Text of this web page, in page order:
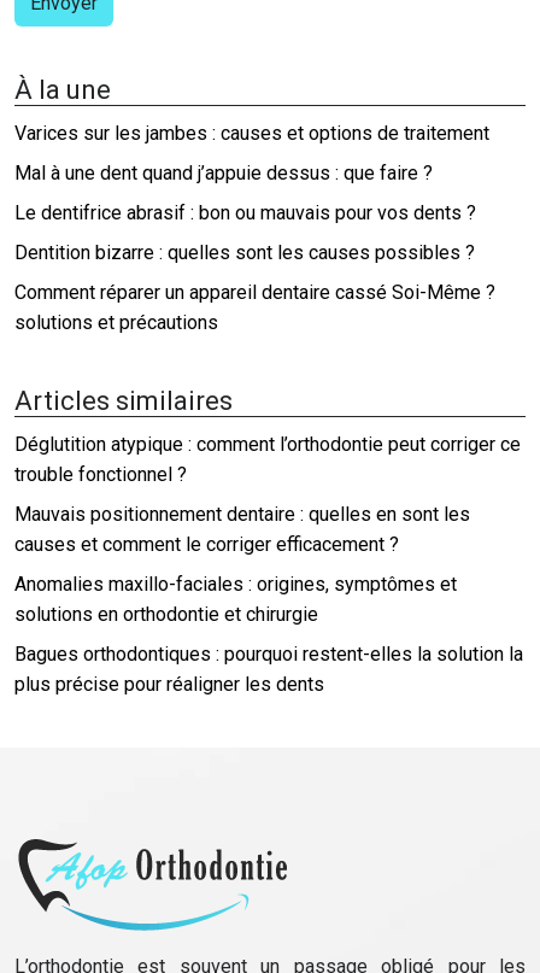
À la une
Varices sur les jambes : causes et options de traitement
Mal à une dent quand j’appuie dessus : que faire ?
Le dentifrice abrasif : bon ou mauvais pour vos dents ?
Dentition bizarre : quelles sont les causes possibles ?
Comment réparer un appareil dentaire cassé Soi-Même ?
solutions et précautions
Articles similaires
Déglutition atypique : comment l’orthodontie peut corriger ce
trouble fonctionnel ?
Mauvais positionnement dentaire : quelles en sont les
causes et comment le corriger efficacement ?
Anomalies maxillo-faciales : origines, symptômes et
solutions en orthodontie et chirurgie
Bagues orthodontiques : pourquoi restent-elles la solution la
plus précise pour réaligner les dents
L’orthodontie est souvent un passage obligé pour les